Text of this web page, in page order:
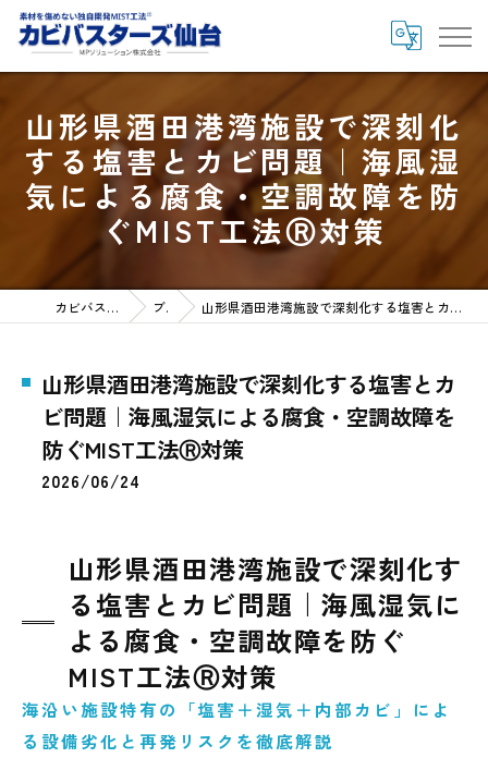
山形県酒田港湾施設で深刻化
する塩害とカビ問題｜海風湿
気による腐食・空調故障を防
ぐMIST工法Ⓡ対策
カビバスターズ仙台HOME ブログ 山形県酒田港湾施設で深刻化する塩害とカビ問題｜海風湿気による腐食・空調故障を防ぐMIST工法Ⓡ対策
山形県酒田港湾施設で深刻化する塩害とカ
ビ問題｜海風湿気による腐食・空調故障を
防ぐMIST工法Ⓡ対策
2026/06/24
山形県酒田港湾施設で深刻化す
る塩害とカビ問題｜海風湿気に
よる腐食・空調故障を防ぐ
MIST工法Ⓡ対策
海沿い施設特有の「塩害＋湿気＋内部カビ」によ
る設備劣化と再発リスクを徹底解説